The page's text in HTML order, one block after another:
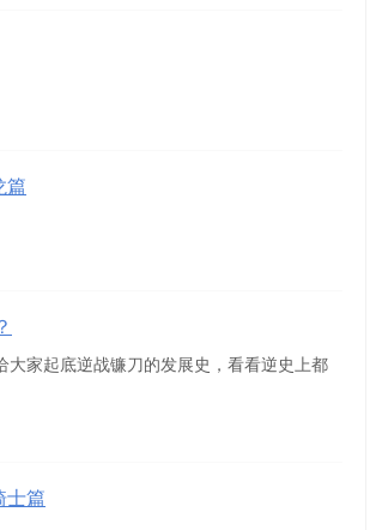
篇
家起底逆战镰刀的发展史，看看逆史上都
士篇